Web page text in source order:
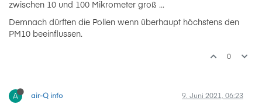
zwischen 10 und 100 Mikrometer groß ...
Demnach dürften die Pollen wenn überhaupt höchstens den
PM10 beeinflussen.
0
A air-Q info 9. Juni 2021, 06:23